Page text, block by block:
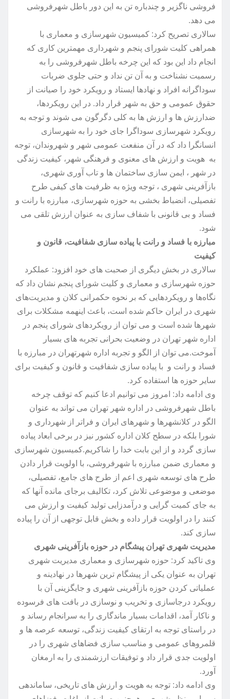
فروشی ناگزیر و چندباره تن به این دور باطل شهرفروشی
می دهد.
سالاری تصریح کرد: کمیسیون شهرسازی و معماری با
همراهی کلیت شورای پنجم و شهرداری مهمترین کاری که
انجام داد این بود که این چرخه باطل شهرفروشی را به
رسمیت نشناخت و به آن تن نداد و حتی جلوی ضربات
سوداگرانه افراد و نهادها ایستاد و رویکرد خود را صیانت از
حقوق عمومی و حق به شهر قرار داد. در این رویکردها،
ضدارزش ها و ارزش ها به کلی دگرگون می شوند و توجه به
رویکرد شهرسازی سوداگرا جای خود را به شهرسازی
انسانگرا داد که در آن منفعت عمومی شهر و شهروندان، توجه
به هویت و ارزش های معنوی و فرهنگی شهر، کیفیت زندگی
در شهر ، ایمن سازی ساختمان ها و تاب آوری شهری،
بازآفرینی شهری ، توجه ویژه به ظرفیت های کیفی طرح
تفصیلی، انضباط بخشی به حوزه شهرسازی، مبارزه با رانت و
فساد و بی قانونی با شفاف سازی به عنوان ارزش تلقی می
شود.
مبارزه با فساد و رانت با پیاده سازی شفافیت، قانون و
کیفیت
سالاری در بخش دیگری از صحبت های خود افزود: عملکرد
حوزه شهرسازی و معماری و کلیت شورای پنجم نشان داد که
نگاه‌ها و رویکردهایی که بر نحوه حکمرانی کلان و مدیریت‌های
شهری در ایران حاکم شده است، باعث اینهمه مشکلات برای
شهرها شده است و می توان از رویکردهای شورای پنجم در
اداره شهر تهران در وضعیت بحرانی تجربه های بسیار
آموخت.می توان از الگو و تجربه اداره شهرتهران در مبارزه با
فساد و رانت و با پیاده سازی شفافیت و قانون و کیفیت برای
سایر حوزه ها استفاده کرد.
وی ادامه داد: امروز می توانیم ادعا کنیم که توقف چرخه
باطل شهرفروشی در اداره شهر تهران می تواند به عنوان
الگو در کلانشهرها و شهرهای ایران و فراتر از شهرداری و
شورا بلکه در سطح کلان اداره کشور نیز در برخی ابعاد پیاده
سازی گردد و از این بابت خدا را شاکریم.کمیسیون شهرسازی
و معماری ضمن مبارزه با شهرفروشی، با اولویت قرار دادن
طرح های توسعه شهری اعم از طرح های جامع، تفصیلی،
موضعی و موضوعی تلاش کرد، تکالیف برجای مانده آنها که
به جای کمیت گرایی و درآمدزایی تولید کیفیت و ارزش می
کنند را در اولویت قرار داده و بخش قابل توجهی از آن را پیاده
سازی کند.
مدیریت شهری تهران پیشگام در حوزه بازآفرینی شهری
وی تاکید کرد: حوزه شهرسازی و معماری مدیریت شهری
تهران به عنوان یکی از پیشگام ترین شهرها در نهادینه و
عملیاتی کردن حوزه بازآفرینی شهری و جایگزینی آن با
رویکرد درجاسازی و تخریب و نوسازی در بافت های فرسوده
و ناکار آمد، اقدامات بسیار ماندگاری را به سرانجام رساند و
در راستای توجه به ارتقای کیفیت زندگی، توسعه عرصه ها و
قلمروهای عمومی و مناسب سازی فضاهای شهری را در
اولویت جدی قرار داد و توفیقات ارزشمندی را به ارمغان
آورد.
وی ادامه داد: توجه به هویت و ارزش های تاریخی، ساماندهی